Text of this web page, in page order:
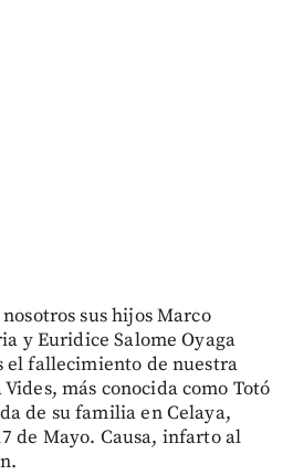
sus hijos Marco
y Euridice Salome Oyaga
el fallecimiento de nuestra
más conocida como Totó
de su familia en Celaya,
de Mayo. Causa, infarto al